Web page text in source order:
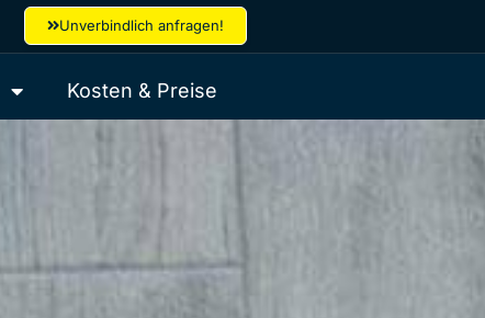
Unverbindlich anfragen!
Kosten & Preise